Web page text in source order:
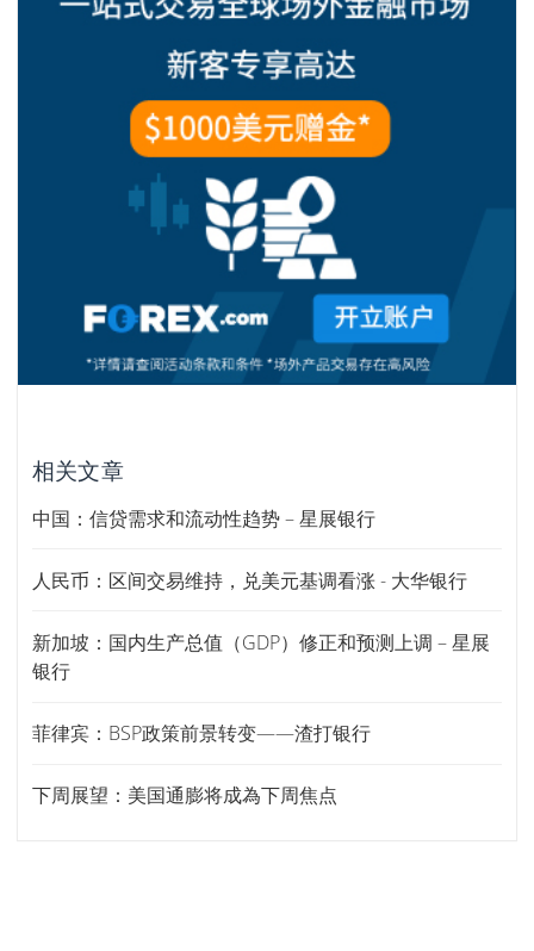
相关文章
中国：信贷需求和流动性趋势 – 星展银行
人民币：区间交易维持，兑美元基调看涨 - 大华银行
新加坡：国内生产总值（GDP）修正和预测上调 – 星展
银行
菲律宾：BSP政策前景转变——渣打银行
下周展望：美国通膨将成為下周焦点